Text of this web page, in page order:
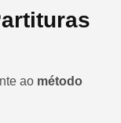
ao método